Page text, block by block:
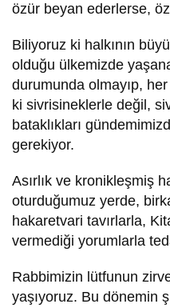
özür beyan ederlerse,
Biliyoruz ki halkının
olduğu ülkemizde
durumunda olmayıp,
ki sivrisineklerle değil,
bataklıkları
gerekiyor.
Asırlık ve kronikleşmiş
oturduğumuz yerde,
hakaretvari tavırlarla,
vermediği yorumlarla
Rabbimizin lütfunun
yaşıyoruz. Bu dönemin